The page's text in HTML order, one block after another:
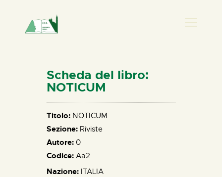
HOME
CHI SIAMO
NEWS
PERCORSI
BIBLIOTECA
ELISA SALERNO
Scheda del libro:
NOTICUM
Titolo: NOTICUM
Sezione: Riviste
Autore: 0
Codice: Aa2
Nazione: ITALIA